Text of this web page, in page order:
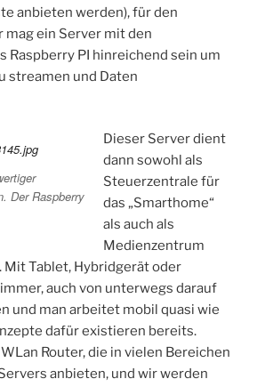
anbieten werden), für den
ein Server mit den
Raspberry PI hinreichend sein um
streamen und Daten
Der Raspberry
Dieser Server dient
dann sowohl als
Steuerzentrale für
das „Smarthome“
als auch als
Medienzentrum
Mit Tablet, Hybridgerät oder
auch von unterwegs darauf
und man arbeitet mobil quasi wie
dafür existieren bereits.
Router, die in vielen Bereichen
anbieten, und wir werden